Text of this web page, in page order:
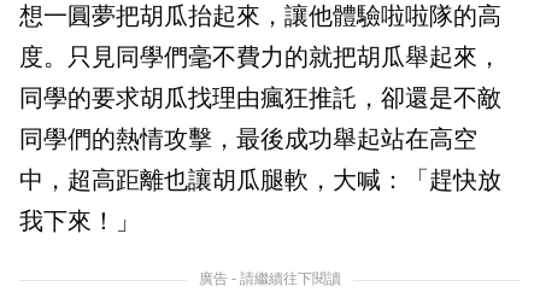
想一圓夢把胡瓜抬起來，讓他體驗啦啦隊的高
度。只見同學們毫不費力的就把胡瓜舉起來，
同學的要求胡瓜找理由瘋狂推託，卻還是不敵
同學們的熱情攻擊，最後成功舉起站在高空
中，超高距離也讓胡瓜腿軟，大喊：「趕快放
我下來！」
廣告 - 請繼續往下閱讀